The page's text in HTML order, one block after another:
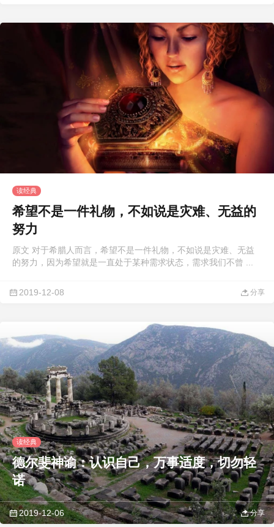
读经典
希望不是一件礼物，不如说是灾难、无益的
努力
原文 对于希腊人而言，希望不是一件礼物，不如说是灾难、无益
的努力，因为希望就是一直处于某种需求状态，需求我们不曾 ...
2019-12-08 分享
读经典
德尔斐神谕：认识自己，万事适度，切勿轻
诺
2019-12-06 分享